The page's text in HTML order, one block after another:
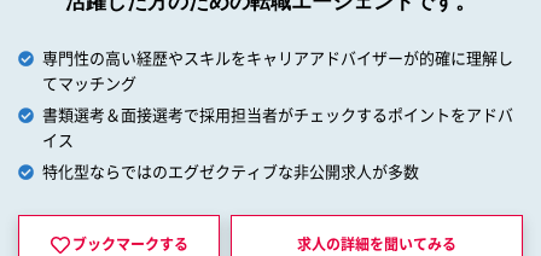
専門性の高い経歴やスキルをキャリアアドバイザーが的確に理解し
てマッチング
書類選考＆面接選考で採用担当者がチェックするポイントをアドバ
イス
特化型ならではのエグゼクティブな非公開求人が多数
ブックマークする 求人の詳細を聞いてみる